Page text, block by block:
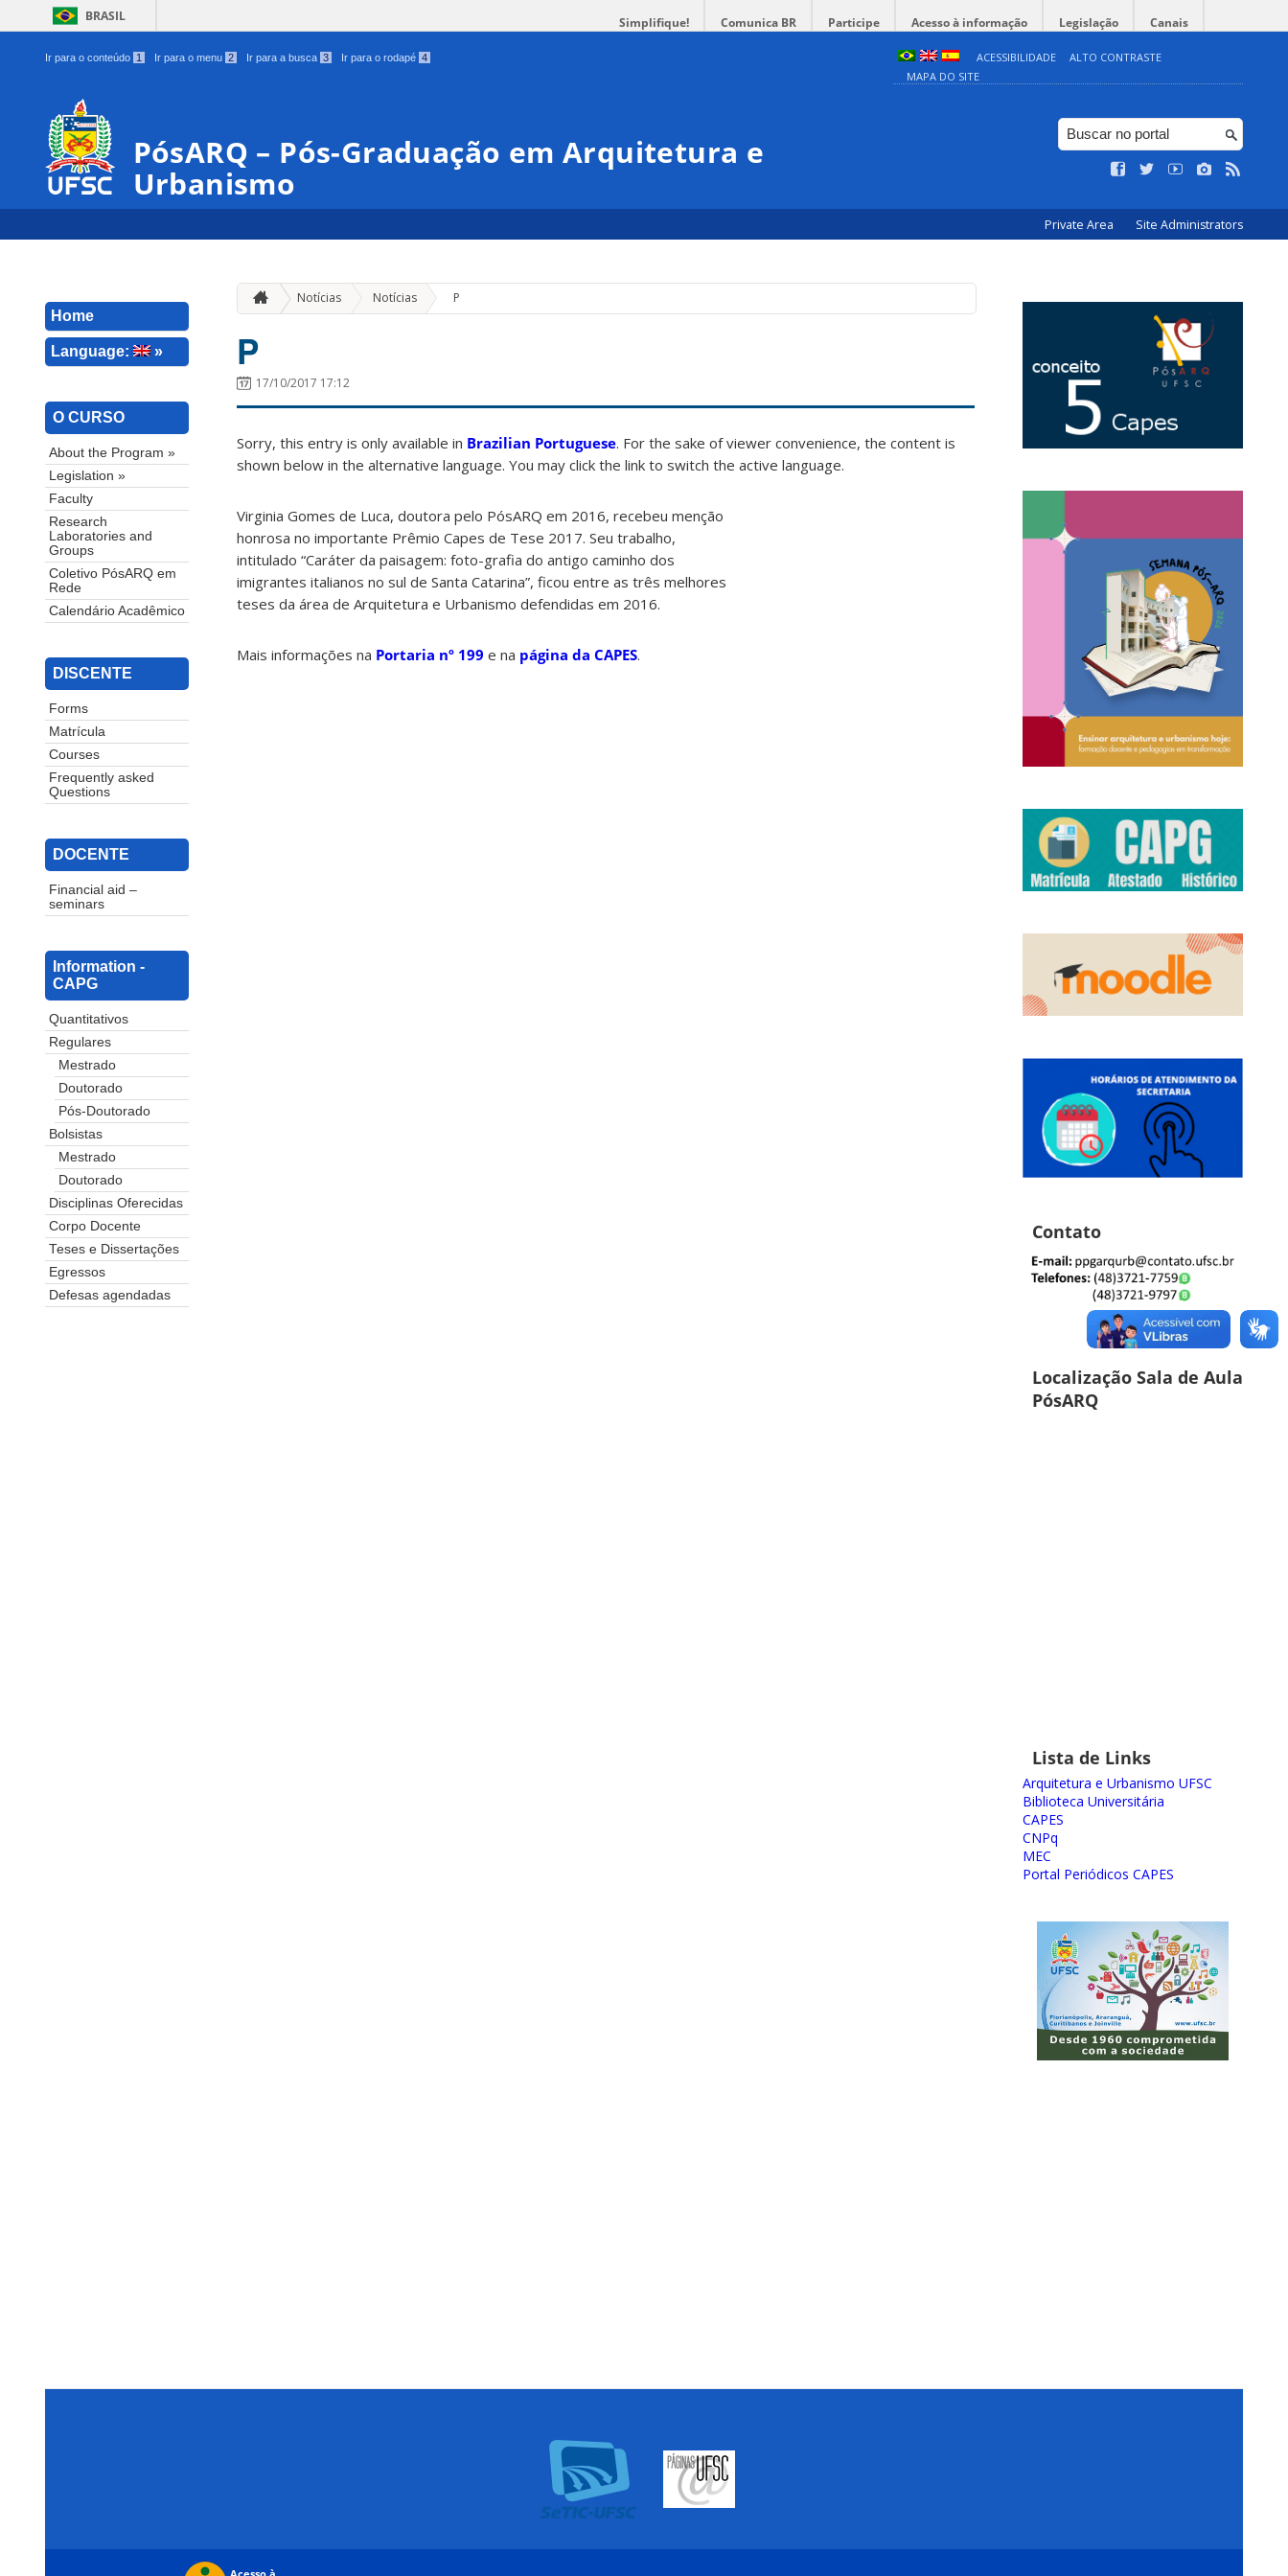
BRASIL Simplifique! Comunica BR Participe Acesso à informação Legislação Canais
Ir para o conteúdo 1 Ir para o menu 2 Ir para a busca 3 Ir para o rodapé 4 ACESSIBILIDADE
ALTO CONTRASTE
MAPA DO SITE
PósARQ – Pós-Graduação em Arquitetura e
Urbanismo
Private Area Site Administrators
Home
Language: »
O CURSO
About the Program »
Legislation »
Faculty
Research
Laboratories and
Groups
Coletivo PósARQ em
Rede
Calendário Acadêmico
DISCENTE
Forms
Matrícula
Courses
Frequently asked
Questions
DOCENTE
Financial aid –
seminars
Information -
CAPG
Quantitativos
Regulares
Mestrado
Doutorado
Pós-Doutorado
Bolsistas
Mestrado
Doutorado
Disciplinas Oferecidas
Corpo Docente
Teses e Dissertações
Egressos
Defesas agendadas
Notícias Notícias » P
P
17/10/2017 17:12
Sorry, this entry is only available in Brazilian Portuguese. For the sake of viewer convenience, the content is
shown below in the alternative language. You may click the link to switch the active language.
Virginia Gomes de Luca, doutora pelo PósARQ em 2016, recebeu menção
honrosa no importante Prêmio Capes de Tese 2017. Seu trabalho,
intitulado “Caráter da paisagem: foto-grafia do antigo caminho dos
imigrantes italianos no sul de Santa Catarina”, ficou entre as três melhores
teses da área de Arquitetura e Urbanismo defendidas em 2016.
Mais informações na Portaria nº 199 e na página da CAPES.
Contato
Localização Sala de Aula
PósARQ
Lista de Links
Arquitetura e Urbanismo UFSC
Biblioteca Universitária
CAPES
CNPq
MEC
Portal Periódicos CAPES